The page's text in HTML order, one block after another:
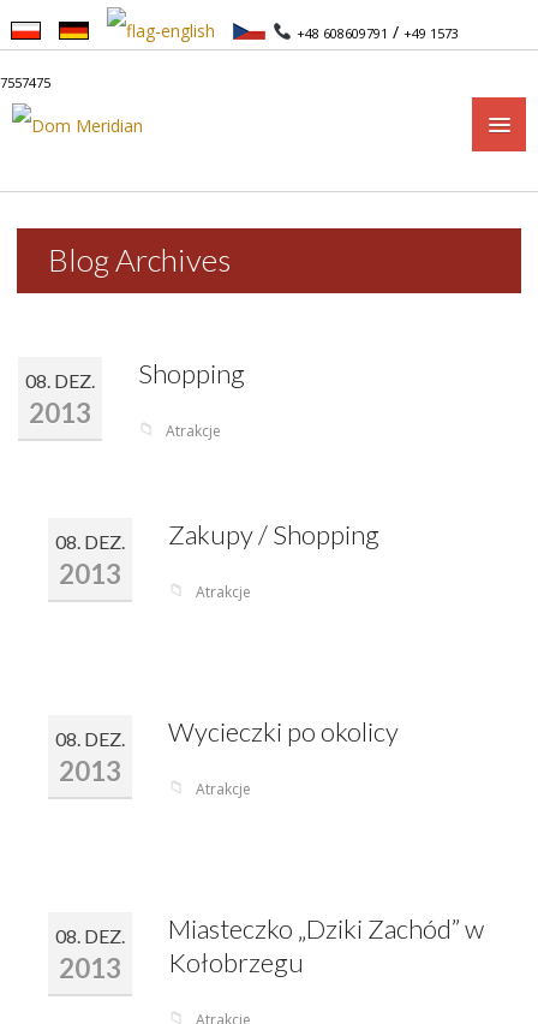
+48 608609791 / +49 1573
7557475
START
APARTAMENTY
APARTAMENTY 2-POKOJOWE
CENNIK
OFERTA
CAMPING
SERWIS
GALERIA
DANE FIRMOWE
KONTAKT
Blog Archives
08. DEZ.
2013
Shopping
📁 Atrakcje
08. DEZ.
2013
Zakupy / Shopping
📁 Atrakcje
08. DEZ.
2013
Wycieczki po okolicy
📁 Atrakcje
08. DEZ.
2013
Miasteczko „Dziki Zachód” w
Kołobrzegu
📁 Atrakcje